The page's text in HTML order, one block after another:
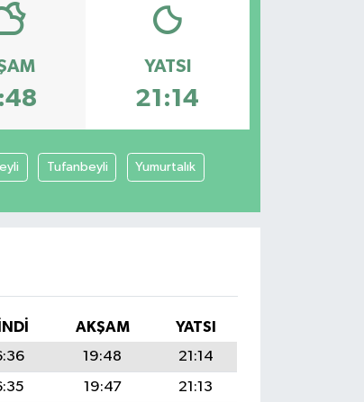
YATSI
21:14
Tufanbeyli Yumurtalık
AKŞAM
YATSI
19:48
21:14
19:47
21:13